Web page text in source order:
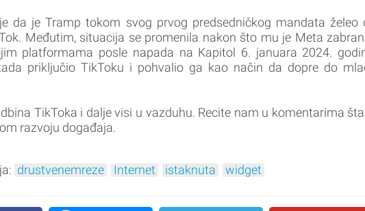
da je Tramp tokom svog prvog predsedničkog mandata želeo
Međutim, situacija se promenila nakon što mu je Meta
platformama posle napada na Kapitol 6. januara 2024.
priključio TikToku i pohvalio ga kao način da dopre do
TikToka i dalje visi u vazduhu. Recite nam u komentarima
razvoju događaja.
drustvenemreze Internet istaknuta widget